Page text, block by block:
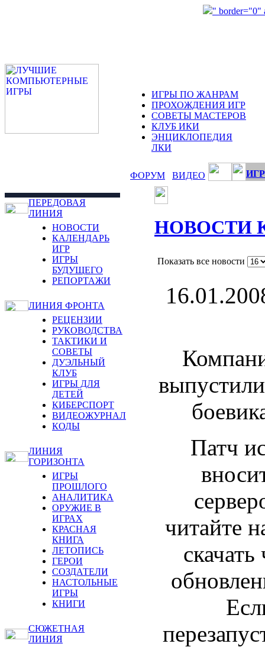
" border="0"
ИГРЫ ПО ЖАНРАМ
ПРОХОЖДЕНИЯ ИГР
СОВЕТЫ МАСТЕРОВ
КЛУБ ИКИ
ЭНЦИКЛОПЕДИЯ
ЛКИ
ФОРУМ ВИДЕО
ПЕРЕДОВАЯ
ЛИНИЯ
НОВОСТИ
КАЛЕНДАРЬ
ИГР
ИГРЫ
БУДУЩЕГО
РЕПОРТАЖИ
ЛИНИЯ ФРОНТА
РЕЦЕНЗИИ
РУКОВОДСТВА
ТАКТИКИ И
СОВЕТЫ
ДУЭЛЬНЫЙ
КЛУБ
ИГРЫ ДЛЯ
ДЕТЕЙ
КИБЕРСПОРТ
ВИДЕОЖУРНАЛ
КОДЫ
ЛИНИЯ
ГОРИЗОНТА
ИГРЫ
ПРОШЛОГО
АНАЛИТИКА
ОРУЖИЕ В
ИГРАХ
КРАСНАЯ
КНИГА
ЛЕТОПИСЬ
ГЕРОИ
СОЗДАТЕЛИ
НАСТОЛЬНЫЕ
ИГРЫ
КНИГИ
СЮЖЕТНАЯ
ЛИНИЯ
НОВОСТИ
Показать все новости
Патч
читайте